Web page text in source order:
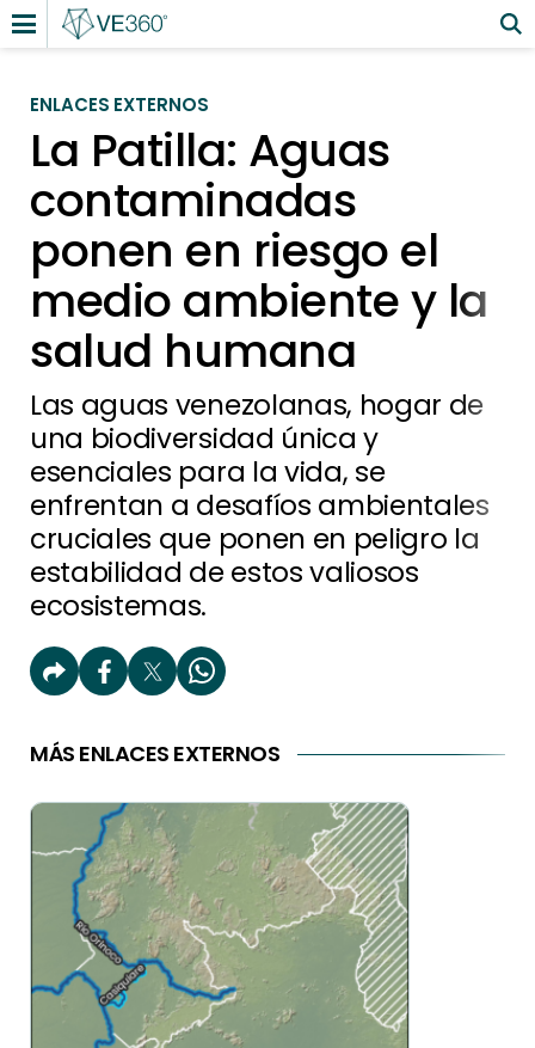
ENLACES EXTERNOS
La Patilla: Aguas
contaminadas
ponen en riesgo el
medio ambiente y la
salud humana
Las aguas venezolanas, hogar de
una biodiversidad única y
esenciales para la vida, se
enfrentan a desafíos ambientales
cruciales que ponen en peligro la
estabilidad de estos valiosos
ecosistemas.
MÁS ENLACES EXTERNOS